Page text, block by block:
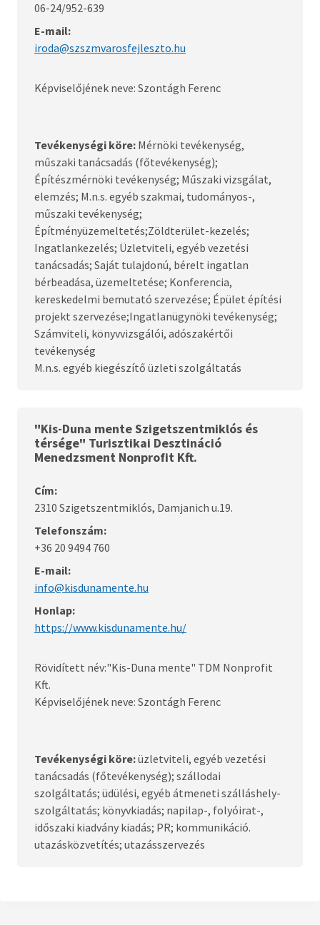
06-24/952-639
E-mail:
iroda@szszmvarosfejleszto.hu
Képviselőjének neve: Szontágh Ferenc
Tevékenységi köre: Mérnöki tevékenység,
műszaki tanácsadás (főtevékenység);
Építészmérnöki tevékenység; Műszaki vizsgálat,
elemzés; M.n.s. egyéb szakmai, tudományos-,
műszaki tevékenység;
Építményüzemeltetés;Zöldterület-kezelés;
Ingatlankezelés; Üzletviteli, egyéb vezetési
tanácsadás; Saját tulajdonú, bérelt ingatlan
bérbeadása, üzemeltetése; Konferencia,
kereskedelmi bemutató szervezése; Épület építési
projekt szervezése;Ingatlanügynöki tevékenység;
Számviteli, könyvvizsgálói, adószakértői
tevékenység
M.n.s. egyéb kiegészítő üzleti szolgáltatás
"Kis-Duna mente Szigetszentmiklós és
térsége" Turisztikai Desztináció
Menedzsment Nonprofit Kft.
Cím:
2310 Szigetszentmiklós, Damjanich u.19.
Telefonszám:
+36 20 9494 760
E-mail:
info@kisdunamente.hu
Honlap:
https://www.kisdunamente.hu/
Rövidített név:"Kis-Duna mente" TDM Nonprofit
Kft.
Képviselőjének neve: Szontágh Ferenc
Tevékenységi köre:üzletviteli, egyéb vezetési
tanácsadás (főtevékenység); szállodai
szolgáltatás; üdülési, egyéb átmeneti szálláshely-
szolgáltatás; könyvkiadás; napilap-, folyóirat-,
időszaki kiadvány kiadás; PR; kommunikáció.
utazásközvetítés; utazásszervezés